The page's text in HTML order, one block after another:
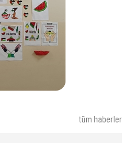
tüm haberler